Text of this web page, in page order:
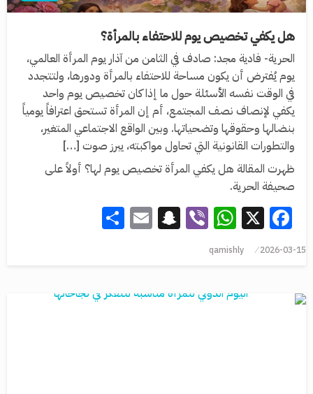
هل يكفي تخصيص يوم للاحتفاء بالمرأة؟
الحرية- فادية مجد: صادف في الثامن من آذار يوم المرأة العالمي،
يوم يُفترض أن يكون مساحة للاحتفاء بالمرأة ودورها، ولتتجدد
في الوقت نفسه الأسئلة حول ما إذا كان تخصيص يوم واحد
يكفي لإنصاف نصف المجتمع، أم إن المرأة تستحق اعترافاً يومياً
بنضالها وحقوقها وتضحياتها. ‏وبين الواقع الاجتماعي المتغير،
والتطورات القانونية التي تحاول مواكبته، يبرز صوت […]
ظهرت المقالة هل يكفي المرأة تخصيص يوم لها؟ أولاً على
صحيفة الحرية.
Facebook
X
WhatsApp
Viber
Snapchat
Email
2026-03-15
qamishly